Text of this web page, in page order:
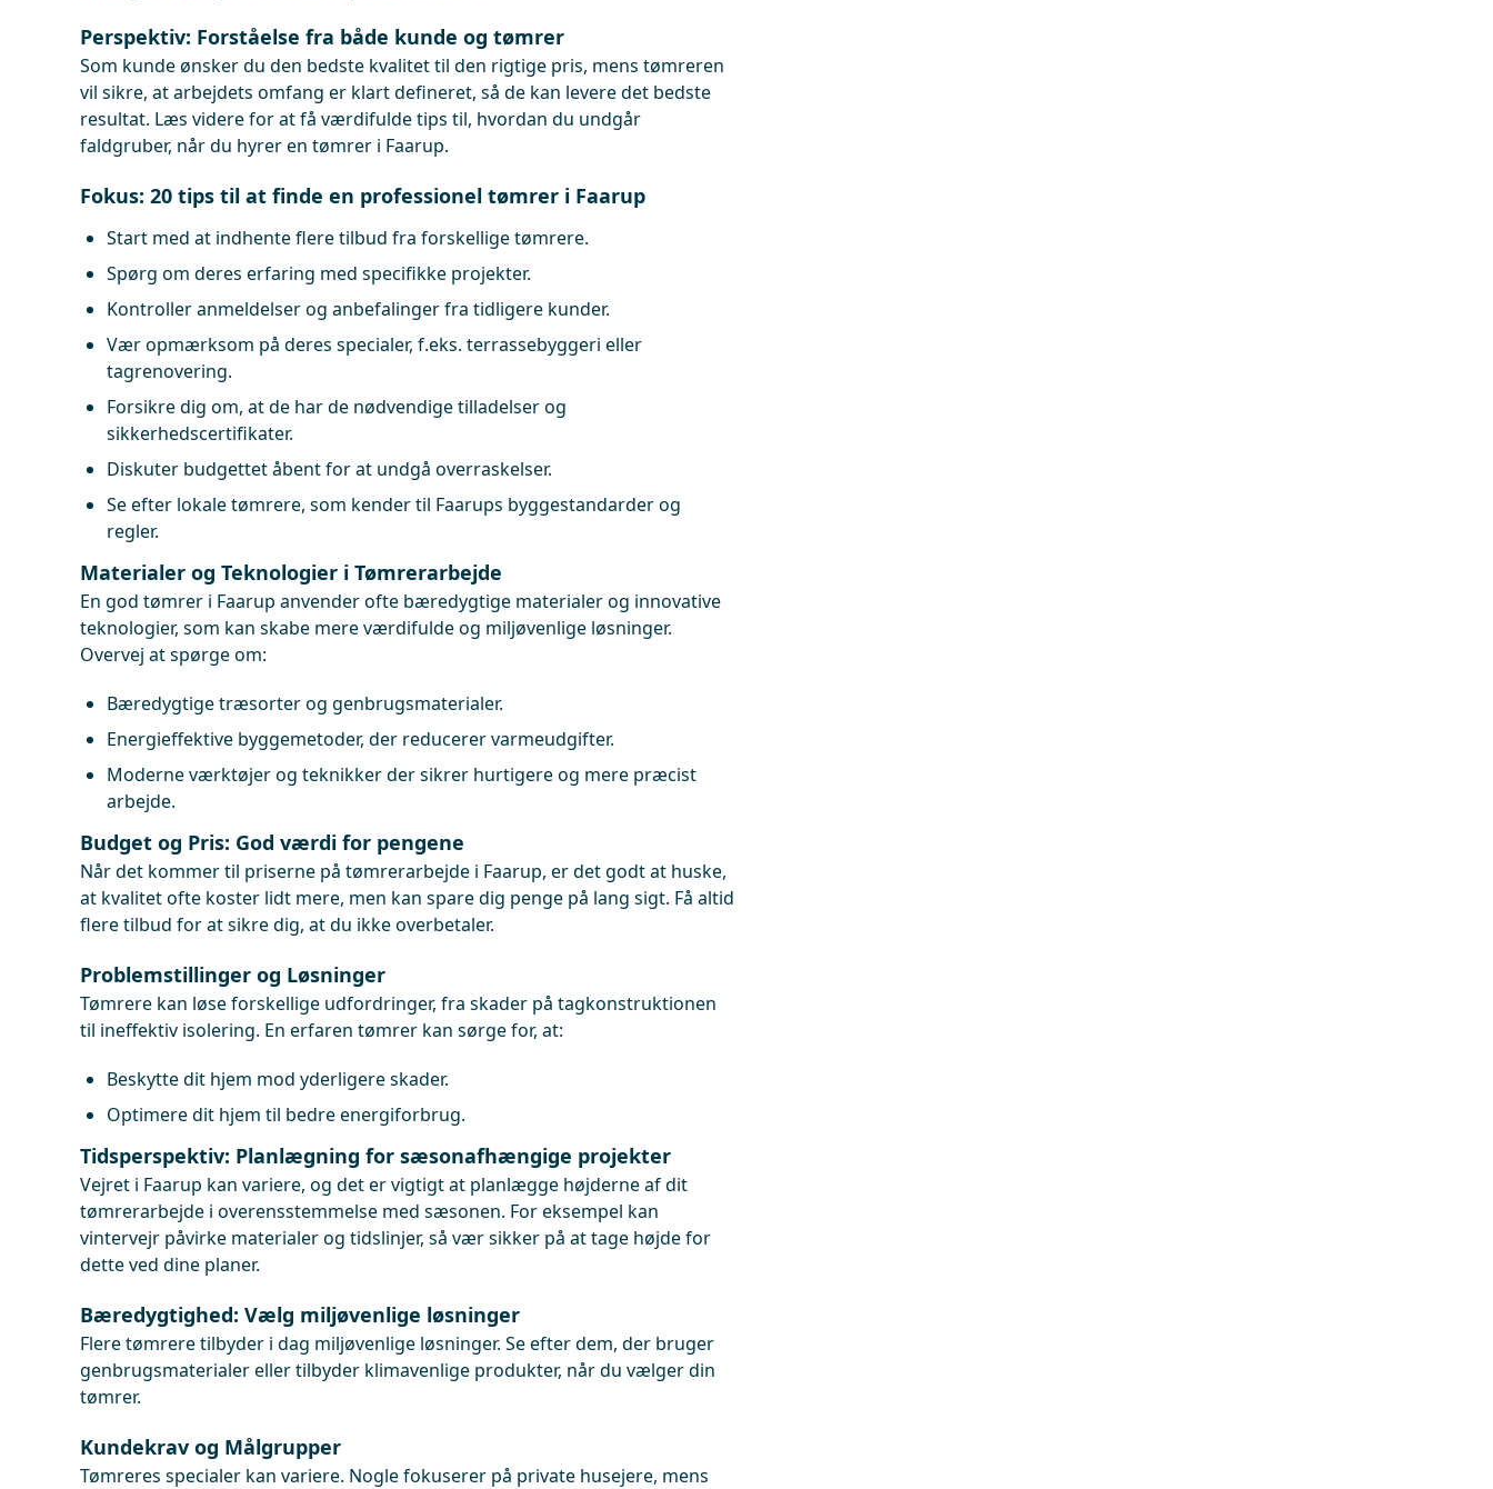
Perspektiv: Forståelse fra både kunde og tømrer
Som kunde ønsker du den bedste kvalitet til den rigtige pris, mens tømreren
vil sikre, at arbejdets omfang er klart defineret, så de kan levere det bedste
resultat. Læs videre for at få værdifulde tips til, hvordan du undgår
faldgruber, når du hyrer en tømrer i Faarup.
Fokus: 20 tips til at finde en professionel tømrer i Faarup
Start med at indhente flere tilbud fra forskellige tømrere.
Spørg om deres erfaring med specifikke projekter.
Kontroller anmeldelser og anbefalinger fra tidligere kunder.
Vær opmærksom på deres specialer, f.eks. terrassebyggeri eller
tagrenovering.
Forsikre dig om, at de har de nødvendige tilladelser og
sikkerhedscertifikater.
Diskuter budgettet åbent for at undgå overraskelser.
Se efter lokale tømrere, som kender til Faarups byggestandarder og
regler.
Materialer og Teknologier i Tømrerarbejde
En god tømrer i Faarup anvender ofte bæredygtige materialer og innovative
teknologier, som kan skabe mere værdifulde og miljøvenlige løsninger.
Overvej at spørge om:
Bæredygtige træsorter og genbrugsmaterialer.
Energieffektive byggemetoder, der reducerer varmeudgifter.
Moderne værktøjer og teknikker der sikrer hurtigere og mere præcist
arbejde.
Budget og Pris: God værdi for pengene
Når det kommer til priserne på tømrerarbejde i Faarup, er det godt at huske,
at kvalitet ofte koster lidt mere, men kan spare dig penge på lang sigt. Få altid
flere tilbud for at sikre dig, at du ikke overbetaler.
Problemstillinger og Løsninger
Tømrere kan løse forskellige udfordringer, fra skader på tagkonstruktionen
til ineffektiv isolering. En erfaren tømrer kan sørge for, at:
Beskytte dit hjem mod yderligere skader.
Optimere dit hjem til bedre energiforbrug.
Tidsperspektiv: Planlægning for sæsonafhængige projekter
Vejret i Faarup kan variere, og det er vigtigt at planlægge højderne af dit
tømrerarbejde i overensstemmelse med sæsonen. For eksempel kan
vintervejr påvirke materialer og tidslinjer, så vær sikker på at tage højde for
dette ved dine planer.
Bæredygtighed: Vælg miljøvenlige løsninger
Flere tømrere tilbyder i dag miljøvenlige løsninger. Se efter dem, der bruger
genbrugsmaterialer eller tilbyder klimavenlige produkter, når du vælger din
tømrer.
Kundekrav og Målgrupper
Tømreres specialer kan variere. Nogle fokuserer på private husejere, mens